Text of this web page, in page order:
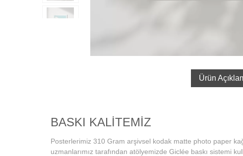
Ürün
BASKI KALİTEMİZ
Posterlerimiz 310 Gram arşivsel kodak matte photo paper
uzmanlarımız tarafından atölyemizde Giclée baskı sistemi